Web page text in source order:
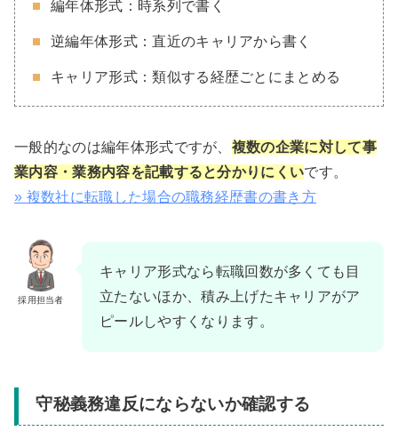
編年体形式：時系列で書く
逆編年体形式：直近のキャリアから書く
キャリア形式：類似する経歴ごとにまとめる
一般的なのは編年体形式ですが、 複数の企業に対して事
業内容・業務内容を記載すると分かりにくいです。
» 複数社に転職した場合の職務経歴書の書き方
採用担当者
キャリア形式なら転職回数が多くても目
立たないほか、積み上げたキャリアがア
ピールしやすくなります。
守秘義務違反にならないか確認する